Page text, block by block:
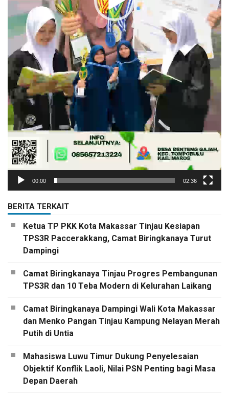
00:00 02:36
BERITA TERKAIT
Ketua TP PKK Kota Makassar Tinjau Kesiapan
TPS3R Paccerakkang, Camat Biringkanaya Turut
Dampingi
Camat Biringkanaya Tinjau Progres Pembangunan
TPS3R dan 10 Teba Modern di Kelurahan Laikang
Camat Biringkanaya Dampingi Wali Kota Makassar
dan Menko Pangan Tinjau Kampung Nelayan Merah
Putih di Untia
Mahasiswa Luwu Timur Dukung Penyelesaian
Objektif Konflik Laoli, Nilai PSN Penting bagi Masa
Depan Daerah